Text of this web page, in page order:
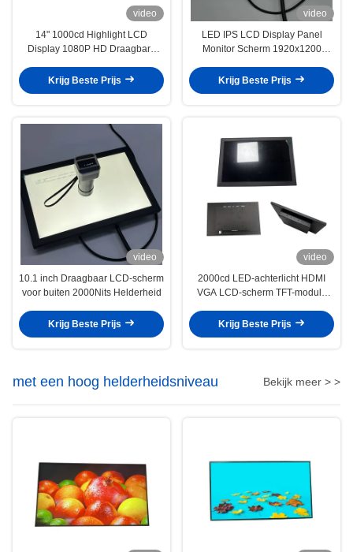
video
14" 1000cd Highlight LCD
Display 1080P HD Draagbare
Krijg Beste Prijs
video
LED IPS LCD Display Panel
Monitor Scherm 1920x1200
Krijg Beste Prijs
video
10.1 inch Draagbaar LCD-scherm
voor buiten 2000Nits Helderheid
Krijg Beste Prijs
video
2000cd LED-achterlicht HDMI
VGA LCD-scherm TFT-module
Krijg Beste Prijs
met een hoog helderheidsniveau Bekijk meer > >